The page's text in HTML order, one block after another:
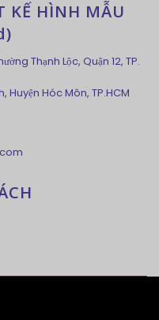
KẾ HÌNH MẪU
Thạnh Lộc, Quận 12, TP.
Huyện Hóc Môn, TP.HCM